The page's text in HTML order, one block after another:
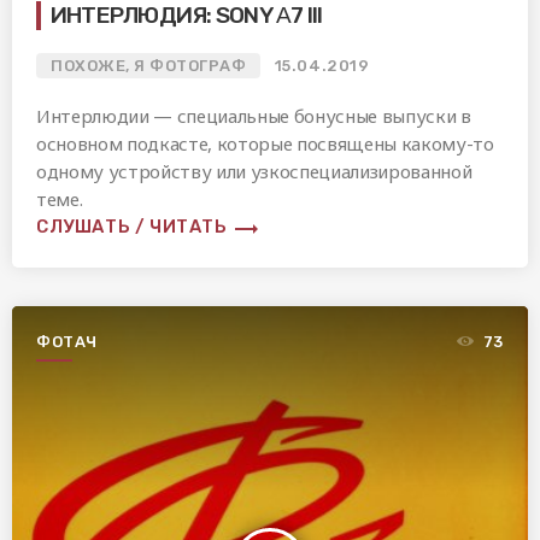
ИНТЕРЛЮДИЯ: SONY Α7 III
ПОХОЖЕ, Я ФОТОГРАФ 15.04.2019
Интерлюдии — специальные бонусные выпуски в
основном подкасте, которые посвящены какому-то
одному устройству или узкоспециализированной
теме.
СЛУШАТЬ / ЧИТАТЬ trending_flat
ФОТАЧ 73